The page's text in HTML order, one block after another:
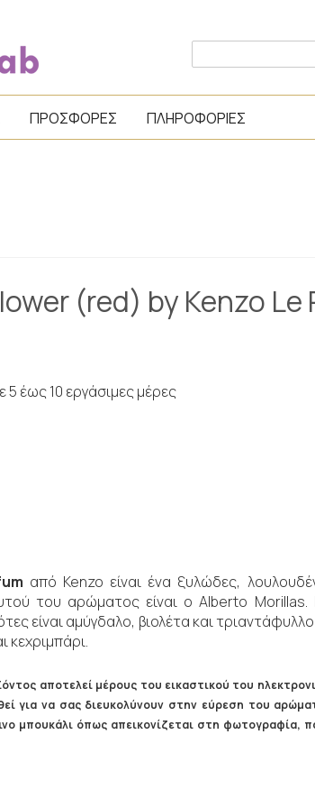
ΠΡΟΣΦΟΡΕΣ ΠΛΗΡΟΦΟΡΙΕΣ
(red) by Kenzo Le
5 έως 10 εργάσιμες μέρες
από Kenzo είναι ένα ξυλώδες,
του αρώματος είναι ο Alberto Morillas.
είναι αμύγδαλο, βιολέτα και
κεχριμπάρι.
αποτελεί μέρους του εικαστικού του
για να σας διευκολύνουν στην εύρεση του
μπουκάλι όπως απεικονίζεται στη φωτογραφία,